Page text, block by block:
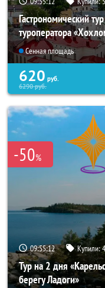
Гастрономический
туроператора
Сенная площадь
620 руб.
6290руб.
-50%
09:55:10 Купили:
Тур на 2 дня
берегу Ладоги»